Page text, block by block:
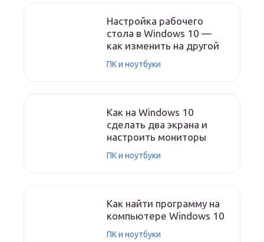
Настройка рабочего
стола в Windows 10 —
как изменить на другой
ПК и ноутбуки
Как на Windows 10
сделать два экрана и
настроить мониторы
ПК и ноутбуки
Как найти программу на
компьютере Windows 10
ПК и ноутбуки